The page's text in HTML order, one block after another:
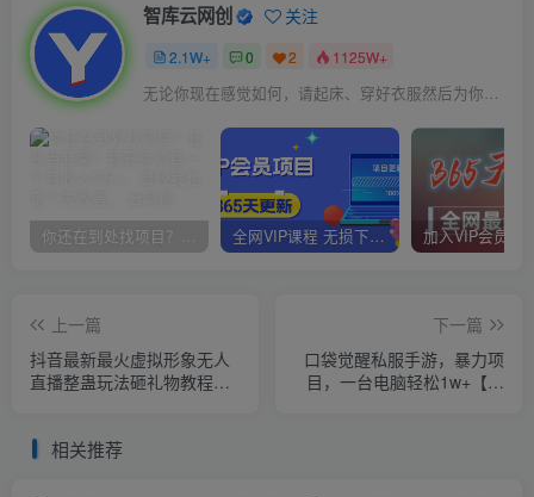
智库云网创 关注
2.1W+ 0 2 1125W+
无论你现在感觉如何，请起床、穿好衣服然后为你的梦想而奋斗
你还在到处找项目？还在当韭菜？我靠卖项目一个月收入5万+，曾经我也是个失败者。 全网VIP课程 无损下载~
上一篇
抖音最新最火虚拟形象无人
直播整蛊玩法砸礼物教程
下一篇
口袋觉醒私服手游，暴力项
目，一台电脑轻松1w+【揭
相关推荐